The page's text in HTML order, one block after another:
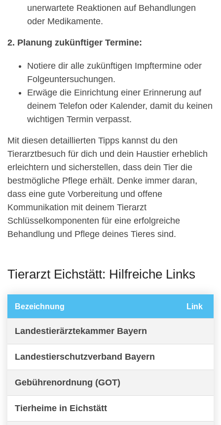
unerwartete Reaktionen auf Behandlungen
oder Medikamente.
2. Planung zukünftiger Termine:
Notiere dir alle zukünftigen Impftermine oder
Folgeuntersuchungen.
Erwäge die Einrichtung einer Erinnerung auf
deinem Telefon oder Kalender, damit du keinen
wichtigen Termin verpasst.
Mit diesen detaillierten Tipps kannst du den
Tierarztbesuch für dich und dein Haustier erheblich
erleichtern und sicherstellen, dass dein Tier die
bestmögliche Pflege erhält. Denke immer daran,
dass eine gute Vorbereitung und offene
Kommunikation mit deinem Tierarzt
Schlüsselkomponenten für eine erfolgreiche
Behandlung und Pflege deines Tieres sind.
Tierarzt Eichstätt: Hilfreiche Links
Bezeichnung Link
Landestierärztekammer Bayern
Landestierschutzverband Bayern
Gebührenordnung (GOT)
Tierheime in Eichstätt